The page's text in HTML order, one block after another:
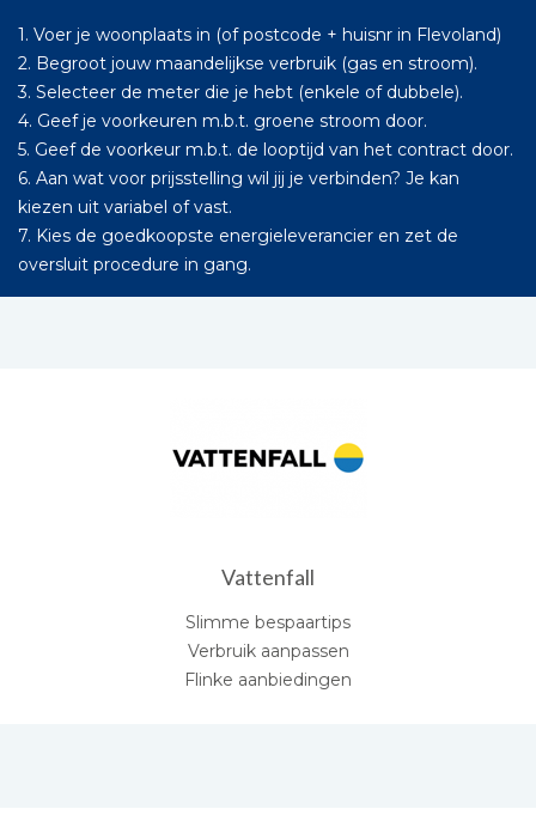
1. Voer je woonplaats in (of postcode + huisnr in Flevoland)
2. Begroot jouw maandelijkse verbruik (gas en stroom).
3. Selecteer de meter die je hebt (enkele of dubbele).
4. Geef je voorkeuren m.b.t. groene stroom door.
5. Geef de voorkeur m.b.t. de looptijd van het contract door.
6. Aan wat voor prijsstelling wil jij je verbinden? Je kan
kiezen uit variabel of vast.
7. Kies de goedkoopste energieleverancier en zet de
oversluit procedure in gang.
Vattenfall
Slimme bespaartips
Verbruik aanpassen
Flinke aanbiedingen